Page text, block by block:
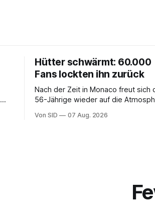
Hütter schwärmt: 60.000
Fans lockten ihn zurück
Nach der Zeit in Monaco freut sich
56-Jährige wieder auf die
Von SID 07 Aug. 2026